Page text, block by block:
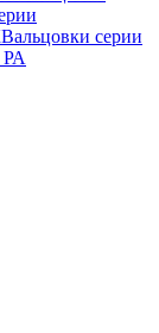
Вальцовки серии
РА